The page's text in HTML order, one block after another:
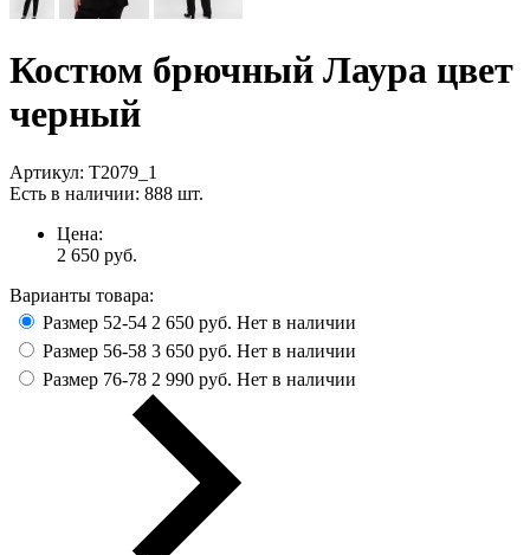
Костюм брючный Лаура цвет
черный
Артикул: T2079_1
Есть в наличии: 888 шт.
Цена:
2 650 руб.
Варианты товара:
Размер 52-54 2 650 руб. Нет в наличии
Размер 56-58 3 650 руб. Нет в наличии
Размер 76-78 2 990 руб. Нет в наличии